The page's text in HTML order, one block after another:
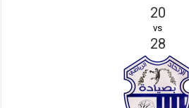
20
vs
28